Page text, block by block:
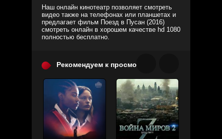
Наш онлайн кинотеатр позволяет смотреть
видео также на телефонах или планшетах и
предлагает фильм Поезд в Пусан (2016)
смотреть онлайн в хорошем качестве hd 1080
полностью бесплатно.
Рекомендуем к просмотру: